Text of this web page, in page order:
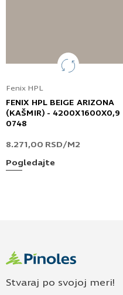
Fenix HPL
FENIX HPL BEIGE ARIZONA
(KAŠMIR) - 4200X1600X0,9
0748
8.271,00 RSD/M2
Pogledajte
Stvaraj po svojoj meri!